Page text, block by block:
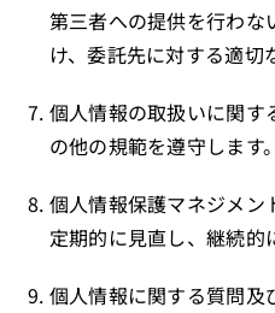
第三者への提供を行わな
け、委託先に対する適切
個人情報の取扱いに関す
の他の規範を遵守します。
個人情報保護マネジメン
定期的に見直し、継続的
個人情報に関する質問